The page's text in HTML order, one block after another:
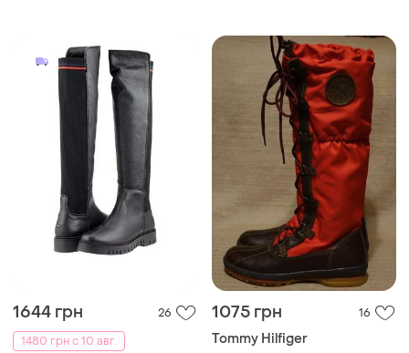
1644 грн
26
1480 грн с 10 авг.
1075 грн 16
Tommy Hilfiger